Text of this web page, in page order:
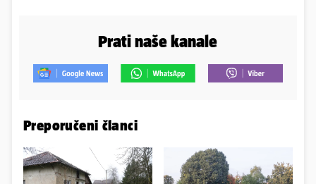
Prati naše kanale
Preporučeni članci